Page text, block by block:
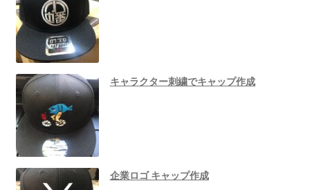
キャラクター刺繍でキャップ作成
企業ロゴ キャップ作成